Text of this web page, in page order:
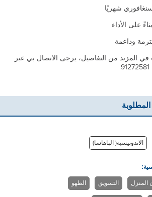
على الأداء
وداعمة
في المزيد من التفاصيل، يرجى الاتصال بي عبر
الاندونيسية( الباهاسا)
المنزل التسويق الطهو